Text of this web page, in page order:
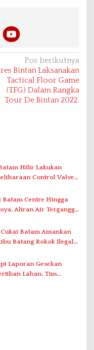
Pos berikutnya
Bintan Laksanakan
Tactical Floor Game
(TFG) Dalam Rangka
Tour De Bintan 2022.
Hilir Lakukan
Control Valve,
Batam Centre Hingga
Aliran Air Terganggu
Cukai Batam Amankan
Batang Rokok Ilegal
Laporan Gesekan
Lahan, Tim